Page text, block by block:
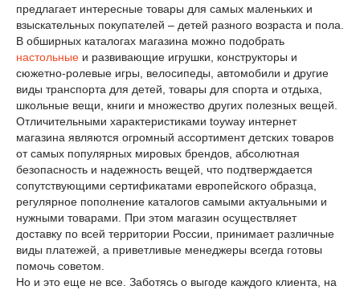
предлагает интересные товары для самых маленьких и
взыскательных покупателей – детей разного возраста и пола.
В обширных каталогах магазина можно подобрать
настольные и развивающие игрушки, конструкторы и
сюжетно-ролевые игры, велосипеды, автомобили и другие
виды транспорта для детей, товары для спорта и отдыха,
школьные вещи, книги и множество других полезных вещей.
Отличительными характеристиками toyway интернет
магазина являются огромный ассортимент детских товаров
от самых популярных мировых брендов, абсолютная
безопасность и надежность вещей, что подтверждается
сопутствующими сертификатами европейского образца,
регулярное пополнение каталогов самыми актуальными и
нужными товарами. При этом магазин осуществляет
доставку по всей территории России, принимает различные
виды платежей, а приветливые менеджеры всегда готовы
помочь советом.
Но и это еще не все. Заботясь о выгоде каждого клиента, на